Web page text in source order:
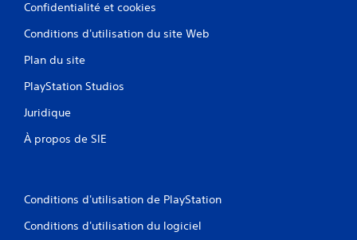
Confidentialité et cookies
Conditions d'utilisation du site Web
Plan du site
PlayStation Studios
Juridique
À propos de SIE
Conditions d'utilisation de PlayStation
Conditions d'utilisation du logiciel